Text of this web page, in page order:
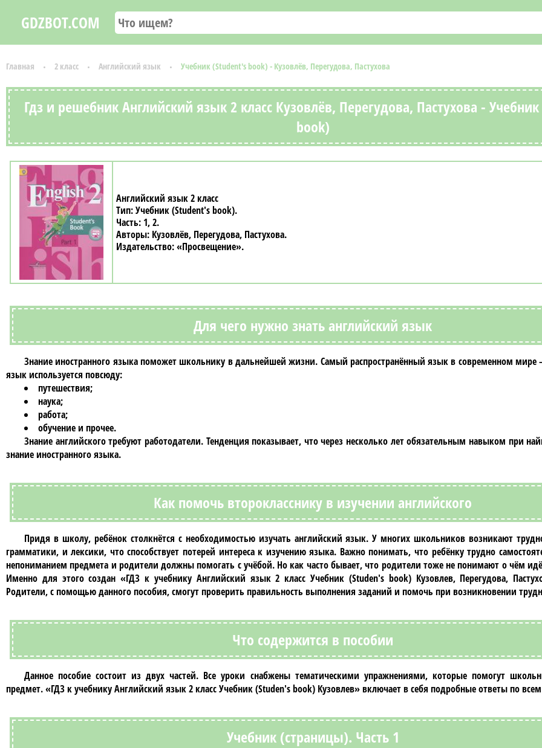
GDZBOT.COM
Главная 2 класс Английский язык Учебник (Student's book) - Кузовлёв, Перегудова, Пастухова
Гдз и решебник Английский язык 2 класс Кузовлёв, Перегудова, Пастухова -
book)
Английский язык 2 класс
Учебник (Student's book)
1, 2
Кузовлёв, Перегудова, Пастухова
«Просвещение»
Для чего нужно знать английский язык
Знание иностранного языка поможет школьнику в дальнейшей жизни. Самый распространённый язык в современном мире
язык используется повсюду:
путешествия;
наука;
работа;
обучение и прочее.
Знание английского требуют работодатели. Тенденция показывает, что через несколько лет обязательным навыком при
знание иностранного языка.
Как помочь второкласснику в изучении английского
Придя в школу, ребёнок столкнётся с необходимостью изучать английский язык. У многих школьников возникают
грамматики, и лексики, что способствует потерей интереса к изучению языка. Важно понимать, что ребёнку трудно
непониманием предмета и родители должны помогать с учёбой. Но как часто бывает, что родители тоже не понимают о чём
Именно для этого создан«ГДЗ к учебнику Английский язык 2 класс Учебник (Studen's book) Кузовлев, Перегудова,
Родители, с помощью данного пособия, смогут проверить правильность выполнения заданий и помочь при возникновении
Что содержится в пособии
Данное пособие состоит из двух частей. Все уроки снабжены тематическими упражнениями, которые помогут
предмет.«ГДЗ к учебнику Английский язык 2 класс Учебник (Studen's book) Кузовлев»включает в себя подробные ответы по
Учебник (страницы). Часть 1